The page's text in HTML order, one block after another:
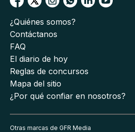
¿Quiénes somos?
Contáctanos
FAQ
El diario de hoy
Reglas de concursos
Mapa del sitio
¿Por qué confiar en nosotros?
Otras marcas de GFR Media